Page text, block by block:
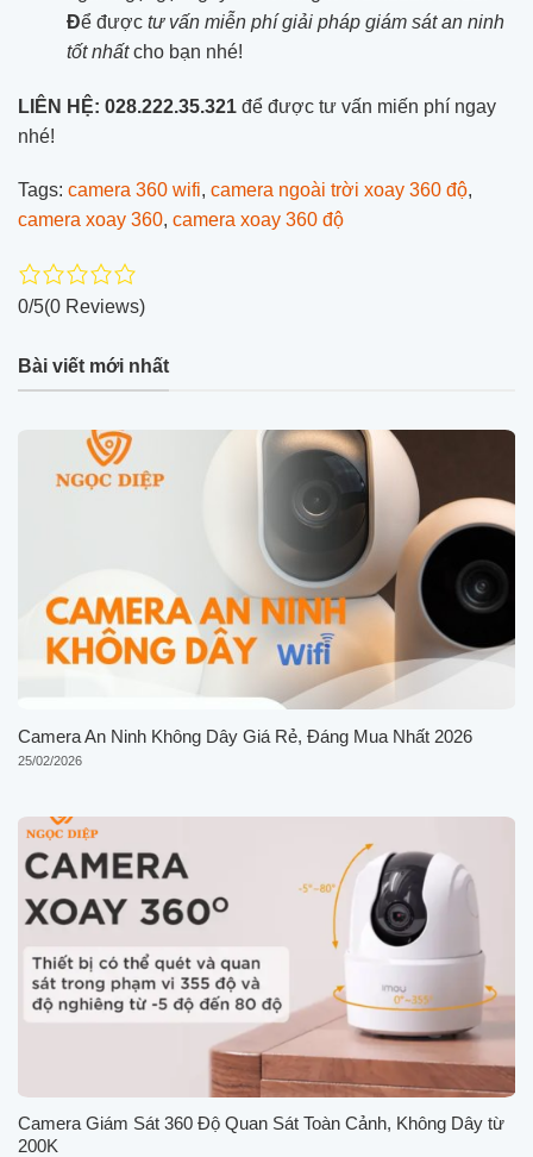
Để được tư vấn miễn phí giải pháp giám sát an ninh
tốt nhấtcho bạn nhé!
LIÊN HỆ: 028.222.35.321 để được tư vấn miến phí ngay
nhé!
Tags: camera 360 wifi, camera ngoài trời xoay 360 độ,
camera xoay 360, camera xoay 360 độ
0/5(0 Reviews)
Bài viết mới nhất
Camera An Ninh Không Dây Giá Rẻ, Đáng Mua Nhất 2026
25/02/2026
Camera Giám Sát 360 Độ Quan Sát Toàn Cảnh, Không Dây từ
200K